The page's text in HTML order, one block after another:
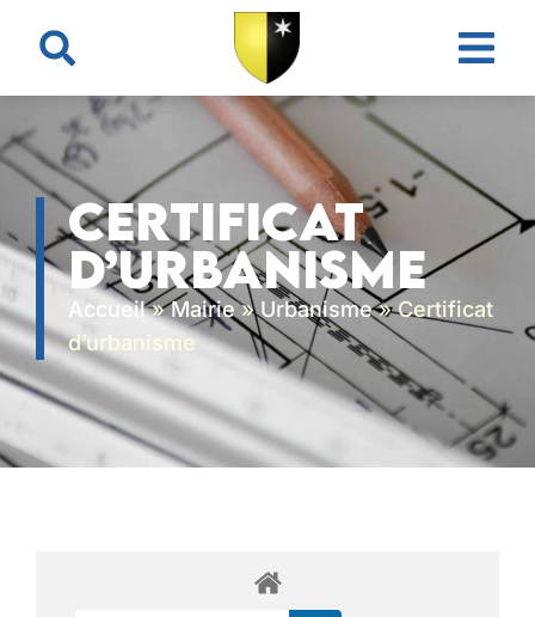
principal
Certificat
d’urbanisme
Accueil»Mairie»Urbanisme»Certificat
d’urbanisme